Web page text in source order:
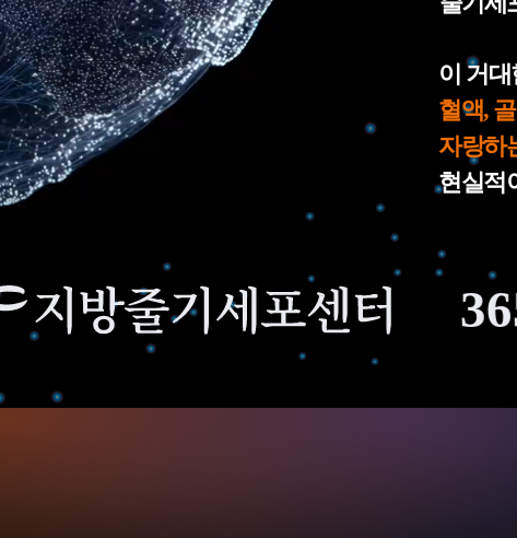
이 거
혈액,
자랑하
현실적